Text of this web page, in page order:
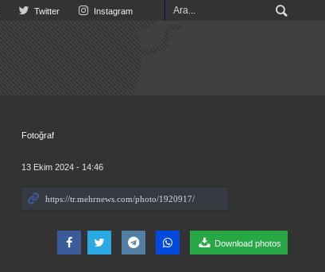
Twitter Instagram
Fotoğraf
13 Ekim 2024 - 14:46
Download photos